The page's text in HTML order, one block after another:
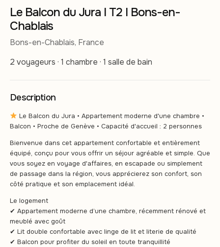
Le Balcon du Jura I T2 I Bons-en-
Chablais
Bons-en-Chablais, France
2 voyageurs · 1 chambre · 1 salle de bain
Description
Le Balcon du Jura • Appartement moderne d'une chambre •
Balcon • Proche de Genève • Capacité d'accueil : 2 personnes
Bienvenue dans cet appartement confortable et entièrement
équipé, conçu pour vous offrir un séjour agréable et simple. Que
vous soyez en voyage d'affaires, en escapade ou simplement
de passage dans la région, vous apprécierez son confort, son
côté pratique et son emplacement idéal.
Le logement
✔ Appartement moderne d’une chambre, récemment rénové et
meublé avec goût
✔ Lit double confortable avec linge de lit et literie de qualité
✔ Balcon pour profiter du soleil en toute tranquillité